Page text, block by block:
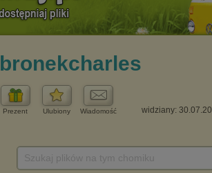
bronekcharles
Prezent Ulubiony Wiadomość widziany: